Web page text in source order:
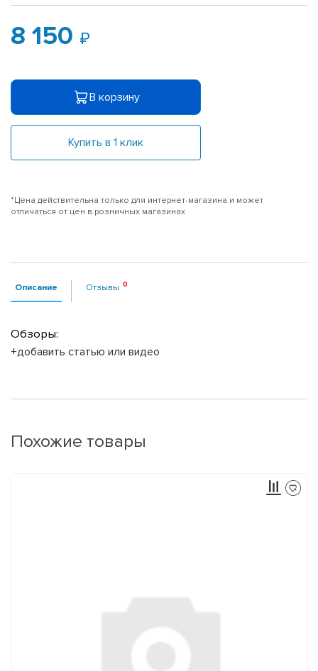
8 150
В корзину
Купить в 1 клик
*Цена действительна только для интернет-магазина и может
отличаться от цен в розничных магазинах
Описание Отзывы
Обзоры:
+добавить статью или видео
Похожие товары